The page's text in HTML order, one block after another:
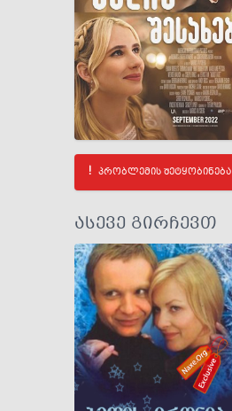
პრობლემის შეტყობინება
ასევე გირჩევთ